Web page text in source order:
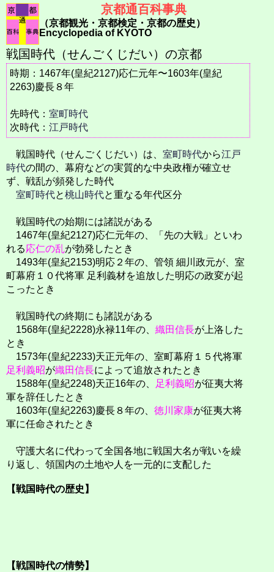
京都通百科事典
（京都観光・京都検定・京都の歴史）
Encyclopedia of KYOTO
戦国時代（せんごくじだい）の京都
時期：1467年(皇紀2127)応仁元年〜1603年(皇紀
2263)慶長８年
先時代： 室町時代
次時代： 江戸時代
戦国時代（せんごくじだい）は、 室町時代から江戸
時代の間の、幕府などの実質的な中央政権が確立せ
ず、戦乱が頻発した時代
室町時代と桃山時代と重なる年代区分
戦国時代の始期には諸説がある
1467年(皇紀2127)応仁元年の、「先の大戦」といわ
れる応仁の乱が勃発したとき
1493年(皇紀2153)明応２年の、管領 細川政元が、室
町幕府１０代将軍 足利義材を追放した明応の政変が起
こったとき
戦国時代の終期にも諸説がある
1568年(皇紀2228)永禄11年の、 織田信長が上洛した
とき
1573年(皇紀2233)天正元年の、室町幕府１５代将軍
足利義昭が織田信長によって追放されたとき
1588年(皇紀2248)天正16年の、
足利義昭が征夷大将
軍を辞任したとき
1603年(皇紀2263)慶長８年の、 徳川家康が征夷大将
軍に任命されたとき
守護大名に代わって全国各地に戦国大名が戦いを繰
り返し、領国内の土地や人を一元的に支配した
【戦国時代の歴史】
【戦国時代の情勢】